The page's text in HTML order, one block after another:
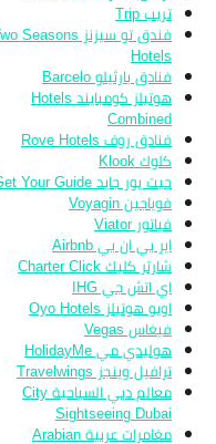
تريب Trip
فندق تو سيزنز Two Seasons
Hotels
فنادق بارثيلو Barcelo
هوتيلز كومبايند Hotels
Combined
فنادق روف Rove Hotels
كلوك Klook
جيت يور جايد Get Your Guide
فوياجين Voyagin
فياتور Viator
اير بي ان بي Airbnb
شارتر كليك Charter Click
اي اتش جي IHG
اويو هوتيلز Oyo Hotels
فيغاس Vegas
هوليدي مي HolidayMe
ترافيل وينجز Travelwings
معالم دبي السياحية City
Sightseeing Dubai
مغامرات عربية Arabian